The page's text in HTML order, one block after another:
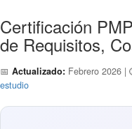
Certificación
de Requisitos,
📅 Actualizado: Febrero 2026 |
estudio